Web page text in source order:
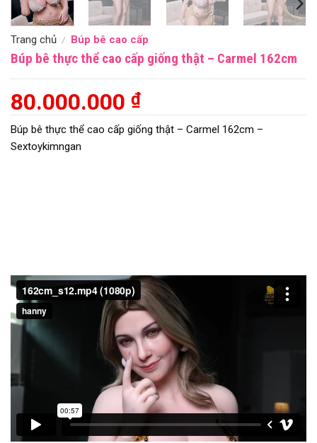
Trang chủ / Búp bê cao cấp
Búp bê thực thể cao cấp giống thật – Carmel 162cm
80.000.000 ₫
Búp bê thực thể cao cấp giống thật – Carmel 162cm –
Sextoykimngan